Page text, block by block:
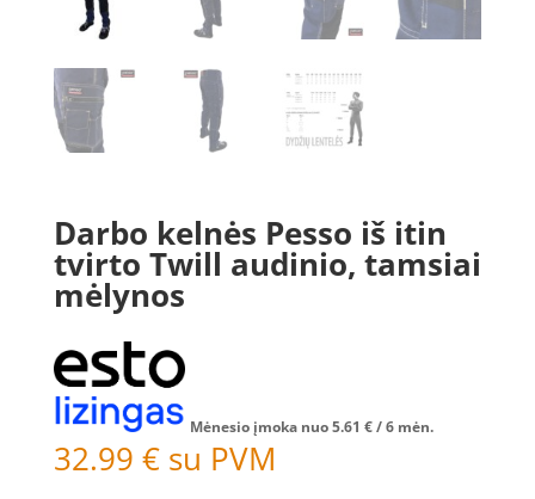
Darbo kelnės Pesso iš itin
tvirto Twill audinio, tamsiai
mėlynos
Mėnesio įmoka nuo5.61 €/ 6 mėn.
32.99 € su PVM